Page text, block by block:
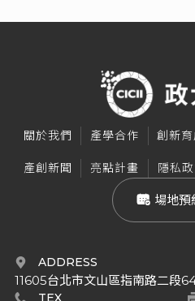
關於我們 產學合作 創新
產創新聞 亮點計畫 隱私
場地預
ADDRESS
11605台北市文山區指南路二段
TEX